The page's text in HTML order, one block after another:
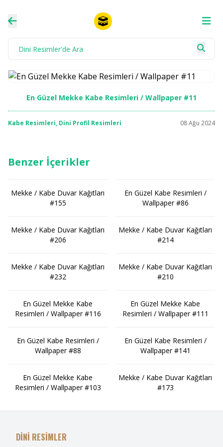
En Güzel Mekke Kabe Resimleri / Wallpaper #11
Kabe Resimleri, Dini Profil Resimleri 08 Ağu 2024
Benzer İçerikler
Mekke / Kabe Duvar Kağıtları
#155
Mekke / Kabe Duvar Kağıtları
#206
Mekke / Kabe Duvar Kağıtları
#232
En Güzel Mekke Kabe
Resimleri / Wallpaper #116
En Güzel Kabe Resimleri /
Wallpaper #88
En Güzel Mekke Kabe
Resimleri / Wallpaper #103
En Güzel Kabe Resimleri /
Wallpaper #86
Mekke / Kabe Duvar Kağıtları
#214
Mekke / Kabe Duvar Kağıtları
#210
En Güzel Mekke Kabe
Resimleri / Wallpaper #111
En Güzel Kabe Resimleri /
Wallpaper #141
Mekke / Kabe Duvar Kağıtları
#173
DİNİ RESİMLER